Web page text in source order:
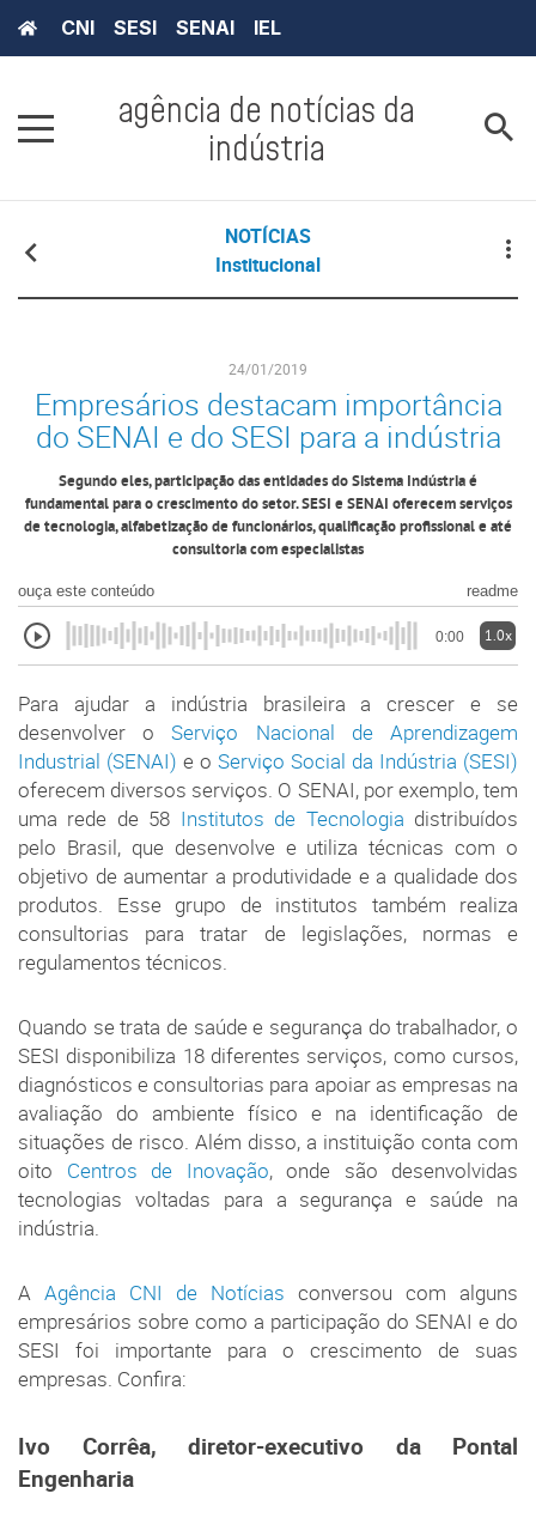
CNI SESI SENAI IEL
agência de notícias da
indústria
NOTÍCIAS
Institucional
24/01/2019
Empresários destacam importância
do SENAI e do SESI para a indústria
Segundo eles, participação das entidades do Sistema Indústria é
fundamental para o crescimento do setor. SESI e SENAI oferecem serviços
de tecnologia, alfabetização de funcionários, qualificação profissional e até
consultoria com especialistas
ouça este conteúdo readme
0:00 1.0x
Para ajudar a indústria brasileira a crescer e se
desenvolver oServiço Nacional de Aprendizagem
Industrial (SENAI) e o Serviço Social da Indústria (SESI)
oferecem diversos serviços. O SENAI, por exemplo, tem
uma rede de 58 Institutos de Tecnologia distribuídos
pelo Brasil, que desenvolve e utiliza técnicas com o
objetivo de aumentar a produtividade e a qualidade dos
produtos. Esse grupo de institutos também realiza
consultorias para tratar de legislações, normas e
regulamentos técnicos.
Quando se trata de saúde e segurança do trabalhador, o
SESI disponibiliza 18 diferentes serviços, como cursos,
diagnósticos e consultorias para apoiar as empresas na
avaliação do ambiente físico e na identificação de
situações de risco. Além disso, a instituição conta com
oito Centros de Inovação, onde são desenvolvidas
tecnologias voltadas para a segurança e saúde na
indústria.
A Agência CNI de Notícias conversou com alguns
empresários sobre como a participação do SENAI e do
SESI foi importante para o crescimento de suas
empresas. Confira:
Ivo Corrêa, diretor-executivo da Pontal
Engenharia